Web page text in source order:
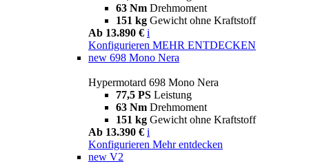
63 Nm Drehmoment
151 kg Gewicht ohne Kraftstoff
Ab 13.890 € i
Konfigurieren MEHR ENTDECKEN
new 698 Mono Nera
Hypermotard 698 Mono Nera
77,5 PS Leistung
63 Nm Drehmoment
151 kg Gewicht ohne Kraftstoff
Ab 13.390 € i
Konfigurieren Mehr entdecken
new V2